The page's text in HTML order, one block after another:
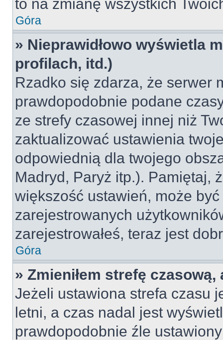
to na zmianę wszystkich
Góra
» Nieprawidłowo wyświetla
profilach, itd.)
Rzadko się zdarza, że serwer
prawdopodobnie podane
ze strefy czasowej innej niż
zaktualizować ustawienia
odpowiednią dla twojego
Madryd, Paryż itp.). Pamiętaj,
większość ustawień, może
zarejestrowanych
zarejestrowałeś, teraz jest
Góra
» Zmieniłem strefę
Jeżeli ustawiona strefa czasu
letni, a czas nadal jest
prawdopodobnie źle